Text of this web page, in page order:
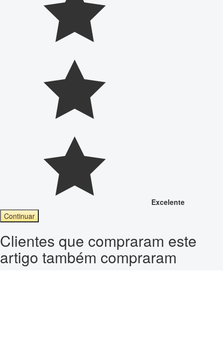
Excelente
Continuar
Clientes que compraram este
artigo também compraram